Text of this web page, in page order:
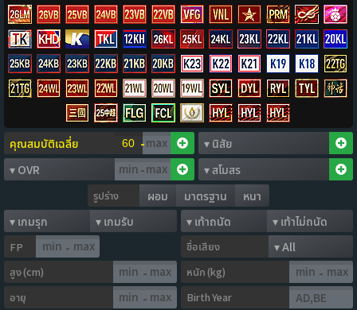
-
-
รูปร่าง ผอม มาตรฐาน หนา
FP -
ชื่อเสียง
สูง (cm)
- หนัก (kg) -
อายุ -
Birth Year